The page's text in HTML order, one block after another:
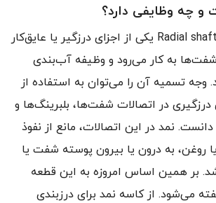
چه وظایفی دارد؟
کاسه نمد، یا Radial shaft seal یکی از اجزای درزگیر یا عایق‌کار
به کار می‌رود و وظیفه آب‌بندی
وجه تسمیه آن را می‌توان به استفاده از
در اتصالات شفت‌ها، بلبرینگ‌ها و
دانست. نمد در این اتصالات، مانع از نفوذ
روغن، به درون یا بیرون پوسته شفت یا
بر همین اساس امروزه به این قطعه
می‌شود. از کاسه نمد برای درزبندی